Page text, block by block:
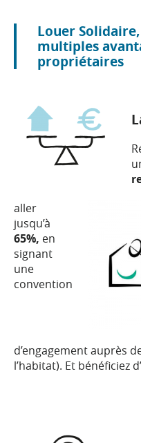
Louer
multiples
propriétaires
aller
jusqu’à
65%, en
signant
une
convention
d’engagement auprès
l’habitat). Et bénéficiez